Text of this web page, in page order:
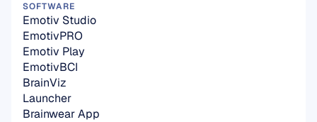
SOFTWARE
Emotiv Studio
EmotivPRO
Emotiv Play
EmotivBCI
BrainViz
Launcher
Brainwear App